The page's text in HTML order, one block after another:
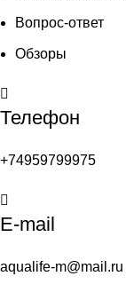
Вопрос-ответ
Обзоры
Телефон
+74959799975
E-mail
aqualife-m@mail.ru